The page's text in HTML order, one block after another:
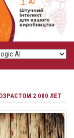
2 000 ЛЕТ